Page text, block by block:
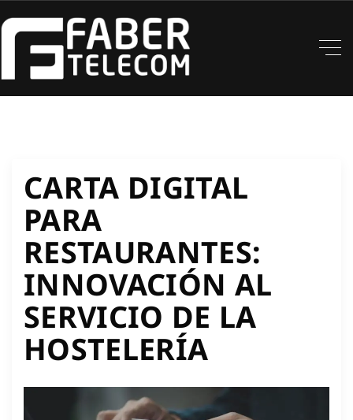
CARTA DIGITAL
PARA
RESTAURANTES:
INNOVACIÓN AL
SERVICIO DE LA
HOSTELERÍA